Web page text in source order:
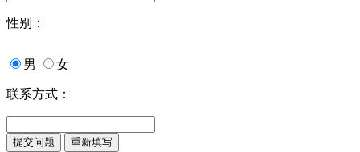
性别：
男 女
联系方式：